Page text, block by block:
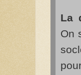
La
On